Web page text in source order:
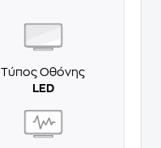
Τύπος Οθόνης
LED